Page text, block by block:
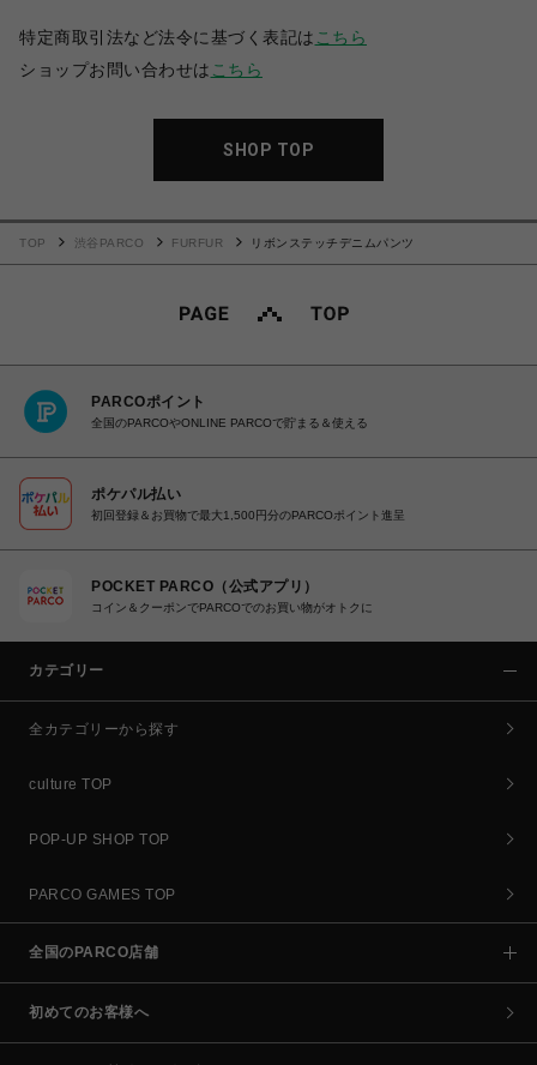
特定商取引法など法令に基づく表記は こちら
ショップお問い合わせは こちら
SHOP TOP
TOP 渋谷PARCO FURFUR リボンステッチデニムパンツ
PARCOポイント
全国のPARCOやONLINE PARCOで貯まる＆使える
ポケパル払い
初回登録＆お買物で最大1,500円分のPARCOポイント進呈
POCKET PARCO（公式アプリ）
コイン＆クーポンでPARCOでのお買い物がオトクに
カテゴリー
全カテゴリーから探す
culture TOP
POP-UP SHOP TOP
PARCO GAMES TOP
全国のPARCO店舗
初めてのお客様へ